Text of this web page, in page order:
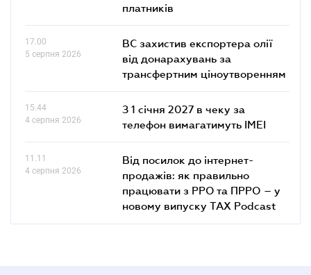
платників
17.00
5 серпня 2026
ВС захистив експортера олії
від донарахувань за
трансфертним ціноутворенням
15.44
4 серпня 2026
З 1 січня 2027 в чеку за
телефон вимагатимуть IMEI
11.11
4 серпня 2026
Від посилок до інтернет-
продажів: як правильно
працювати з РРО та ПРРО – у
новому випуску TAX Podcast